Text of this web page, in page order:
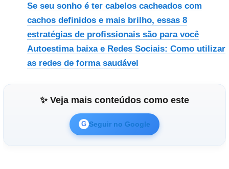
Se seu sonho é ter cabelos cacheados com
cachos definidos e mais brilho, essas 8
estratégias de profissionais são para você
Autoestima baixa e Redes Sociais: Como utilizar
as redes de forma saudável
✨ Veja mais conteúdos como este
G Seguir no Google